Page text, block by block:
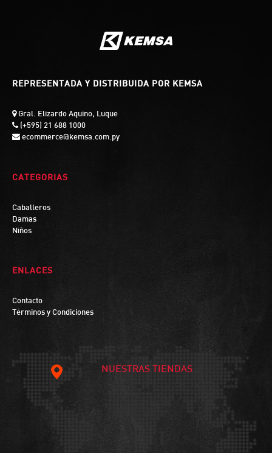
REPRESENTADA Y DISTRIBUIDA POR KEMSA
Gral. Elizardo Aquino, Luque
(+595) 21 688 1000
ecommerce@kemsa.com.py
CATEGORIAS
Caballeros
Damas
Niños
ENLACES
Contacto
Términos y Condiciones
NUESTRAS TIENDAS